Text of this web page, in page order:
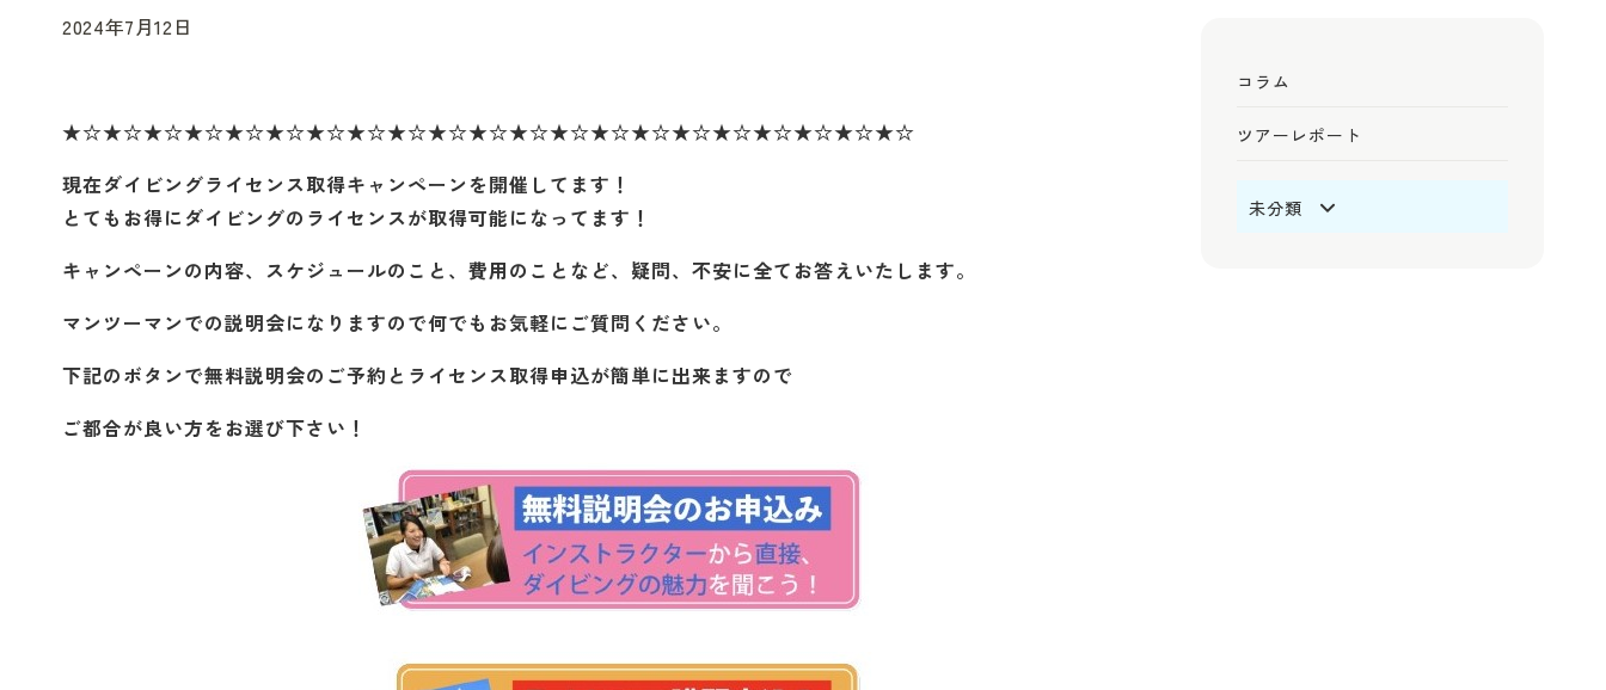
2024年7月12日
★☆★☆★☆★☆★☆★☆★☆★☆★☆★☆★☆★☆★☆★☆★☆★☆★☆★☆★☆★☆★☆
現在ダイビングライセンス取得キャンペーンを開催してます！
とてもお得にダイビングのライセンスが取得可能になってます！
キャンペーンの内容、スケジュールのこと、費用のことなど、疑問、不安に全てお答えいたします。
マンツーマンでの説明会になりますので何でもお気軽にご質問ください。
下記のボタンで無料説明会のご予約とライセンス取得申込が簡単に出来ますので
ご都合が良い方をお選び下さい！
コラム
ツアーレポート
未分類